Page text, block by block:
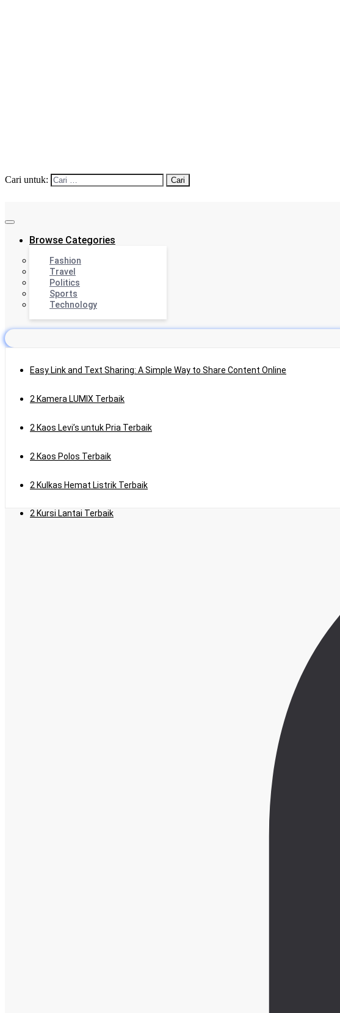
Cari untuk:
Browse Categories
Fashion
Travel
Politics
Sports
Technology
Easy Link and Text Sharing: A Simple Way to Share Content Online
2 Kamera LUMIX Terbaik
2 Kaos Levi’s untuk Pria Terbaik
2 Kaos Polos Terbaik
2 Kulkas Hemat Listrik Terbaik
2 Kursi Lantai Terbaik